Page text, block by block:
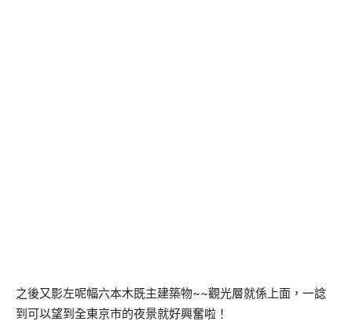
之後又影左呢幅六本木既主建築物~~觀光層就係上面，一諗
到可以望到全東京市的夜景就好興奮啦！